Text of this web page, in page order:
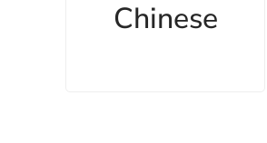
Chinese